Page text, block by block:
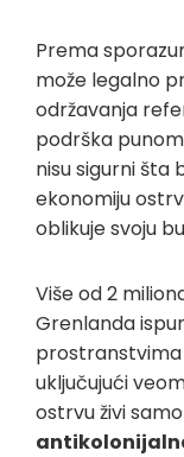
Prema
može legalno
održavanja
podrška
nisu sigurni šta
ekonomiju
oblikuje svoju
Više od 2
Grenlanda
prostranstvima
uključujući
ostrvu živi